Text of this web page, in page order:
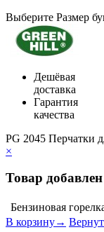
Выберите Размер
Дешёвая
доставка
Гарантия
качества
PG 2045 Перчатки
×
Товар
Бензиновая
В корзину→